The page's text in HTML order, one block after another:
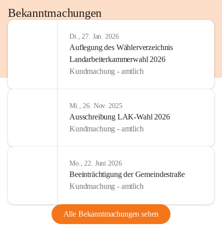
Bekanntmachungen
Di., 27. Jan. 2026
Auflegung des Wählerverzeichnis
Landarbeiterkammerwahl 2026
Kundmachung - amtlich
Mi., 26. Nov. 2025
Ausschreibung LAK-Wahl 2026
Kundmachung - amtlich
Mo., 22. Juni 2026
Beeinträchtigung der Gemeindestraße
Kundmachung - amtlich
Alle Bekanntmachungen sehen